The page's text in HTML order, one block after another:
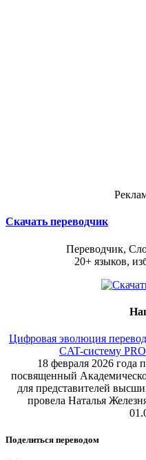
Скачать переводчик
Переводчик,
20+ языков,
Цифровая эволюция
CAT-систему
18 февраля 2026 года
посвященный
для представителей
провела Наталья
Поделиться переводом